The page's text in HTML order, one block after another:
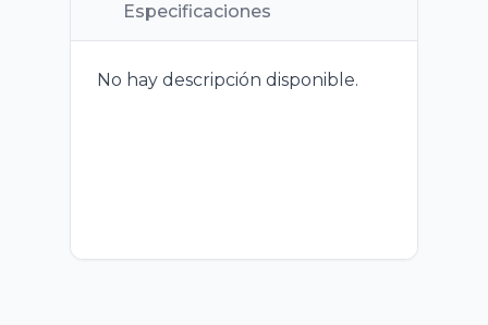
Especificaciones
No hay descripción disponible.